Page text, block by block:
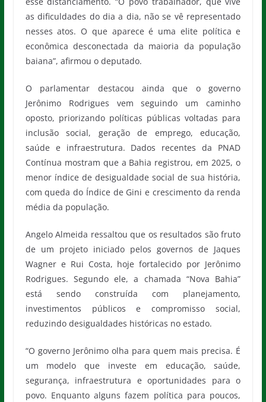
as dificuldades do dia a dia, não se vê representado
nesses atos. O que aparece é uma elite política e
econômica desconectada da maioria da população
baiana”, afirmou o deputado.
O parlamentar destacou ainda que o governo
Jerônimo Rodrigues vem seguindo um caminho
oposto, priorizando políticas públicas voltadas para
inclusão social, geração de emprego, educação,
saúde e infraestrutura. Dados recentes da PNAD
Contínua mostram que a Bahia registrou, em 2025, o
menor índice de desigualdade social de sua história,
com queda do Índice de Gini e crescimento da renda
média da população.
Angelo Almeida ressaltou que os resultados são fruto
de um projeto iniciado pelos governos de Jaques
Wagner e Rui Costa, hoje fortalecido por Jerônimo
Rodrigues. Segundo ele, a chamada “Nova Bahia”
está sendo construída com planejamento,
investimentos públicos e compromisso social,
reduzindo desigualdades históricas no estado.
“O governo Jerônimo olha para quem mais precisa. É
um modelo que investe em educação, saúde,
segurança, infraestrutura e oportunidades para o
povo. Enquanto alguns fazem política para poucos,